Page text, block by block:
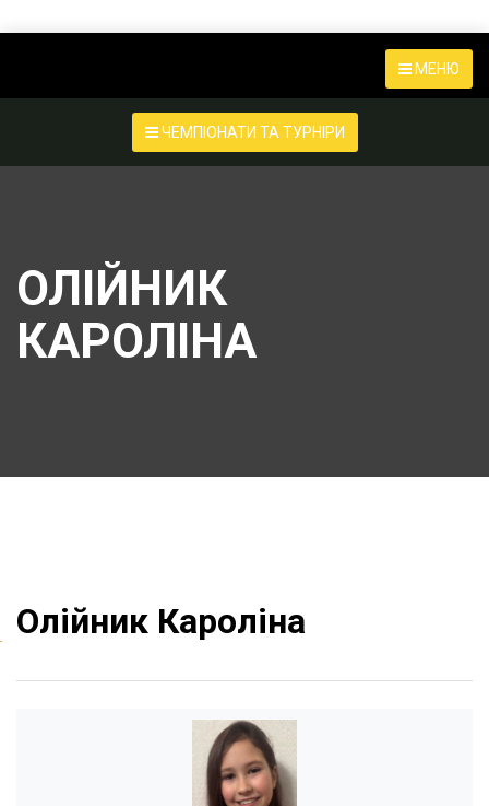
МЕНЮ
ЧЕМПІОНАТИ ТА ТУРНІРИ
ОЛІЙНИК
КАРОЛІНА
Олійник Кароліна